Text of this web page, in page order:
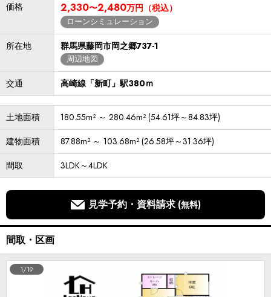
価格 2,330〜2,480万円（税込）
ローンシミュレーション
所在地 群馬県藤岡市岡之郷737-1
周辺地図
交通 高崎線「新町」駅380ｍ
土地面積
180.55m² ～ 280.46m² (54.61坪～84.83坪)
建物面積
87.88m² ～ 103.68m² (26.58坪～31.36坪)
間取
3LDK～4LDK
見学予約・資料請求 (無料)
間取・区画
1/19